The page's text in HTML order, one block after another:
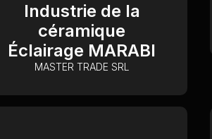
Industrie de la
céramique
Éclairage MARABI
MASTER TRADE SRL